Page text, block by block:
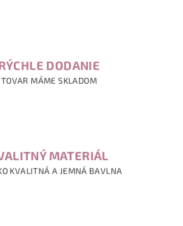
DODANIE
TOVAR MÁME SKLADOM
MATERIÁL
KVALITNÁ A JEMNÁ BAVLNA